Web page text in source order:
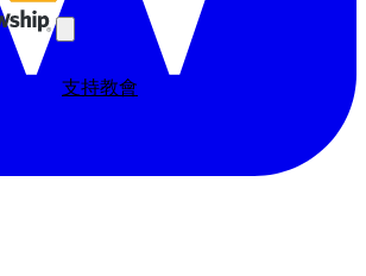
支持教會